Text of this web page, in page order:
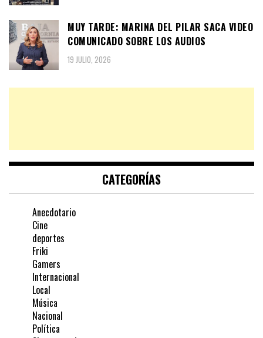
MUY TARDE: MARINA DEL PILAR SACA VIDEO
COMUNICADO SOBRE LOS AUDIOS
19 JULIO, 2026
CATEGORÍAS
Anecdotario
Cine
deportes
Friki
Gamers
Internacional
Local
Música
Nacional
Política